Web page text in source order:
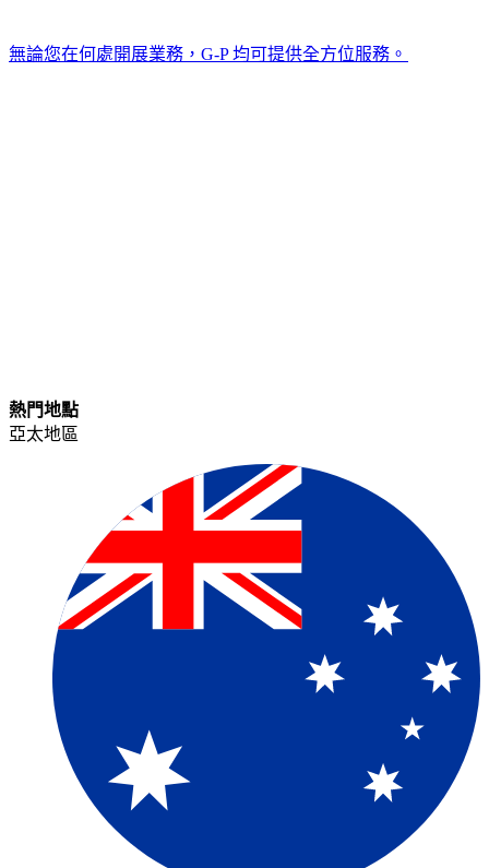
無論您在何處開展業務，G-P 均可提供全方位服務。​​
熱門地點​​
亞太地區​​